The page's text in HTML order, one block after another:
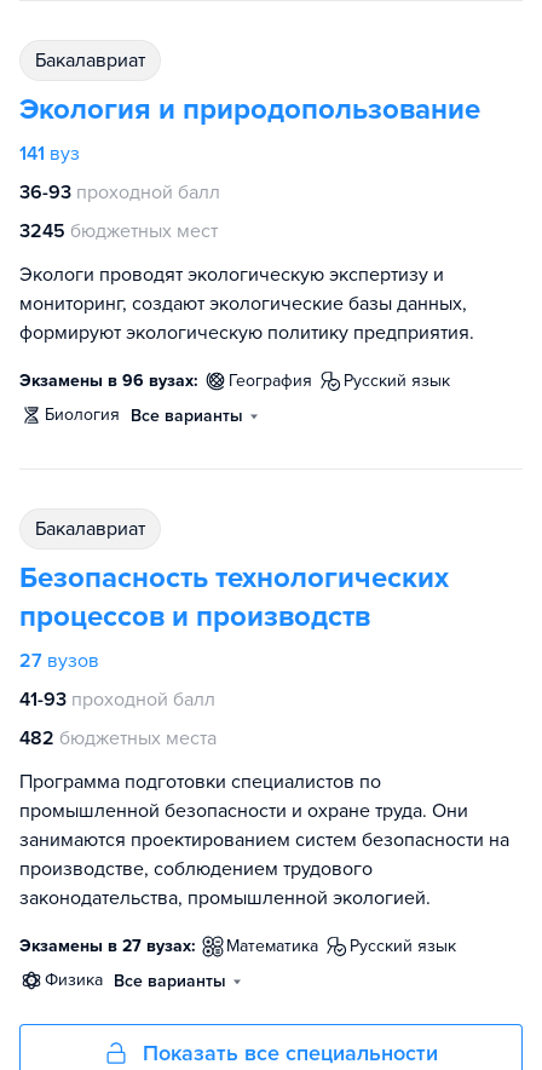
бакалавриат
Экология и природопользование
141 вуз
36-93 проходной балл
3245 бюджетных мест
Экологи проводят экологическую экспертизу и
мониторинг, создают экологические базы данных,
формируют экологическую политику предприятия.
Экзамены в 96 вузах: география
русский язык
биология
Все варианты
бакалавриат
Безопасность технологических
процессов и производств
27 вузов
41-93 проходной балл
482 бюджетных места
Программа подготовки специалистов по
промышленной безопасности и охране труда. Они
занимаются проектированием систем безопасности на
производстве, соблюдением трудового
законодательства, промышленной экологией.
Экзамены в 27 вузах: математика
русский язык
физика Все варианты
Показать все специальности